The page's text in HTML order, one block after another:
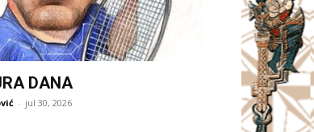
DANA
- jul 30, 2026